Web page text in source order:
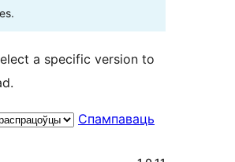
a specific version to
Спампаваць